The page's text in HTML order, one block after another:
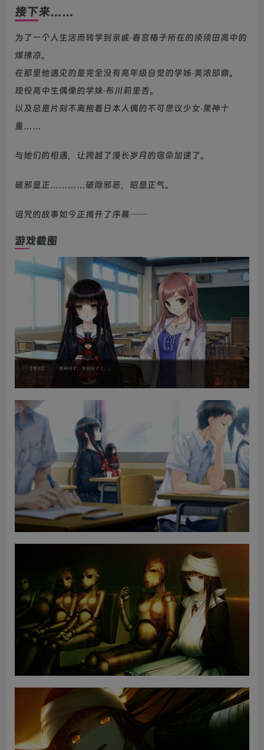
接下来……
为了一个人生活而转学到亲戚‧春宫椿子所在的须须田高中的
煤拂凉。
在那里他遇见的是完全没有高年级自觉的学姊‧美浓部鼎。
现役高中生偶像的学妹‧布川莉里杏。
以及总是片刻不离抱着日本人偶的不可思议少女‧黑神十
重……
与她们的相遇，让跨越了漫长岁月的宿命加速了。
破邪显正…………破除邪恶，昭显正气。
诅咒的故事如今正揭开了序幕──
游戏截图